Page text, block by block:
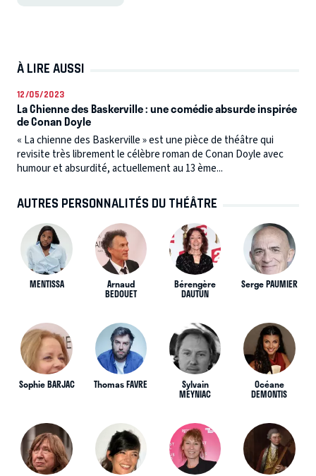
À LIRE AUSSI
12/05/2023
La Chienne des Baskerville : une comédie absurde inspirée
de Conan Doyle
« La chienne des Baskerville » est une pièce de théâtre qui
revisite très librement le célèbre roman de Conan Doyle avec
humour et absurdité, actuellement au 13 ème...
AUTRES PERSONNALITÉS DU THÉÂTRE
MENTISSA Arnaud
BEDOUET
Bérengère
DAUTUN
Serge PAUMIER
Sophie BARJAC Thomas FAVRE Sylvain
MEYNIAC
Océane
DEMONTIS